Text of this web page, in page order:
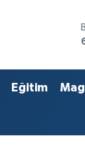
Eğitim